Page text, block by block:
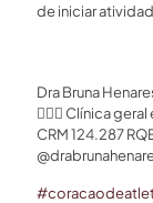
de iniciar
Dra Bruna
👩🏻‍⚕️ Clínica
CRM 124.287
#